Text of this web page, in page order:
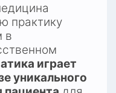
практику
в
играет
уникального